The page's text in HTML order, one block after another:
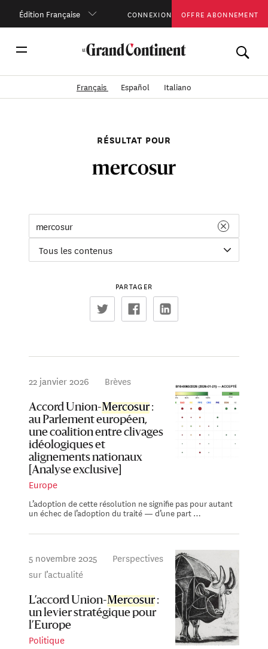
Édition Française CONNEXION OFFRE ABONNEMENT
Français Español Italiano
RÉSULTAT POUR
mercosur
PARTAGER
22 janvier 2026 Brèves
Accord Union-Mercosur:
au Parlement européen,
une coalition entre clivages
idéologiques et
alignements nationaux
[Analyse exclusive]
Europe
L’adoption de cette résolution ne signifie pas pour autant
un échec de l’adoption du traité — d’une part …
5 novembre 2025
Perspectives
sur l’actualité
L’accord Union-Mercosur:
un levier stratégique pour
l’Europe
Politique